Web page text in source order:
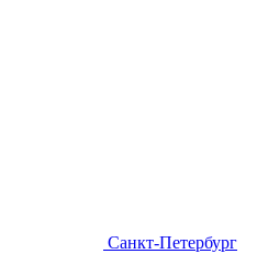
Санкт-Петербург